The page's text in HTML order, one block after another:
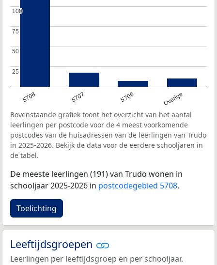
5708 5707 5706 Overige
25
25
50
50
75
75
100
100
Bovenstaande grafiek toont het overzicht van het aantal
leerlingen per postcode voor de 4 meest voorkomende
postcodes van de huisadressen van de leerlingen van Trudo
in 2025-2026. Bekijk de data voor de eerdere schooljaren in
de tabel.
De meeste leerlingen (191) van Trudo wonen in
schooljaar 2025-2026 in postcodegebied 5708.
Toelichting
Leeftijdsgroepen
Leerlingen per leeftijdsgroep en per schooljaar.